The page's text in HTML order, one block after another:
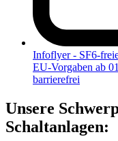
Infoflyer - SF6-
EU-Vorgaben ab
barrierefrei
Unsere
Schaltanlagen: